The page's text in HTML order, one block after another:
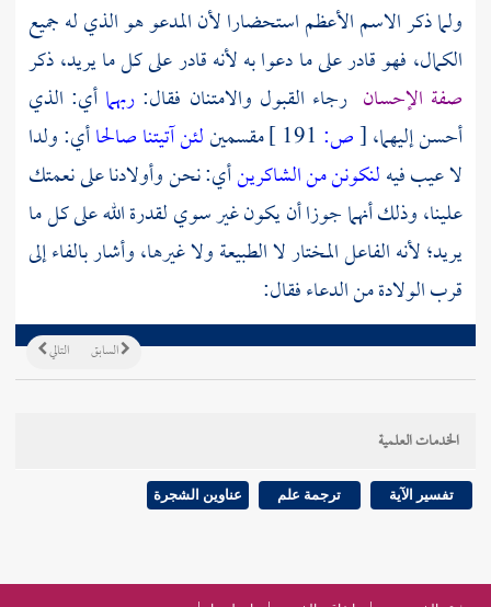
ولما ذكر الاسم الأعظم استحضارا لأن المدعو هو الذي له جميع
الكمال، فهو قادر على ما دعوا به لأنه قادر على كل ما يريد، ذكر
صفة الإحسان رجاء القبول والامتنان فقال: ربهما أي: الذي
أحسن إليهما،[ص: مقسمينلئن آتيتنا صالحاأي: ولدا
لا عيب فيهلنكونن من الشاكرينأي: نحن وأولادنا على نعمتك
علينا، وذلك أنهما جوزا أن يكون غير سوي لقدرة الله على كل ما
يريد؛ لأنه الفاعل المختار لا الطبيعة ولا غيرها، وأشار بالفاء إلى
قرب الولادة من الدعاء فقال:
التالي السابق
الخدمات العلمية
تفسير الآية ترجمة علم عناوين الشجرة